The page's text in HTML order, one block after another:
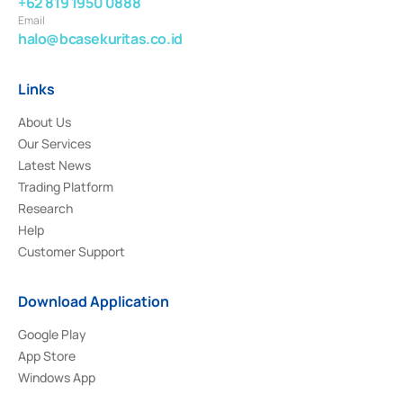
Email
halo@bcasekuritas.co.id
Links
About Us
Our Services
Latest News
Trading Platform
Research
Help
Customer Support
Download Application
Google Play
App Store
Windows App